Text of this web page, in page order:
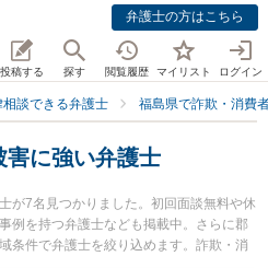
弁護士の方はこちら
投稿する 探す 閲覧履歴 マイリスト ログイン
談できる弁護士 福島県で詐欺・消費
害に強い弁護士
が7名見つかりました。初回面談無料や休
例を持つ弁護士なども掲載中。さらに郡
条件で弁護士を絞り込めます。詐欺・消